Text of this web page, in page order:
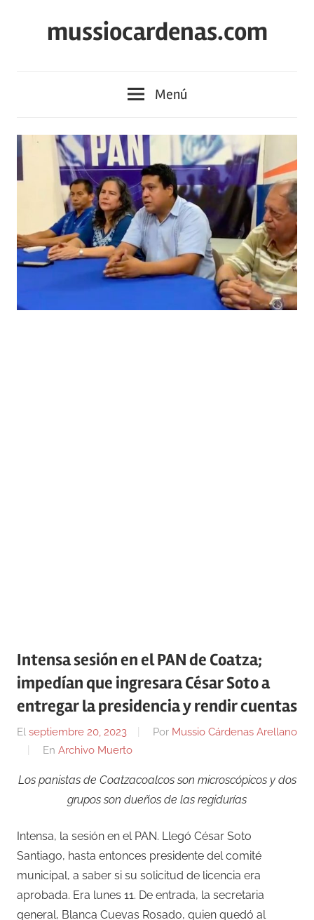
mussiocardenas.com
Menú
Intensa sesión en el PAN de Coatza;
impedían que ingresara César Soto a
entregar la presidencia y rendir cuentas
El septiembre 20, 2023 Por Mussio Cárdenas Arellano
En Archivo Muerto
Los panistas de Coatzacoalcos son microscópicos y dos
grupos son dueños de las regidurías
Intensa, la sesión en el PAN. Llegó César Soto
Santiago, hasta entonces presidente del comité
municipal, a saber si su solicitud de licencia era
aprobada. Era lunes 11. De entrada, la secretaria
general, Blanca Cuevas Rosado, quien quedó al